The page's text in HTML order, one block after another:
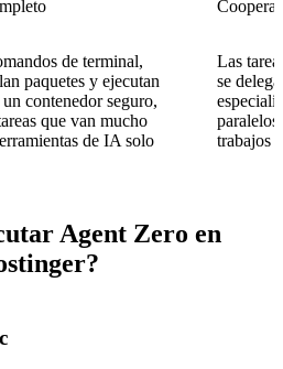
de terminal,
paquetes y ejecutan
contenedor seguro,
que van mucho
de IA solo
Las
se
trabajos
Agent Zero en